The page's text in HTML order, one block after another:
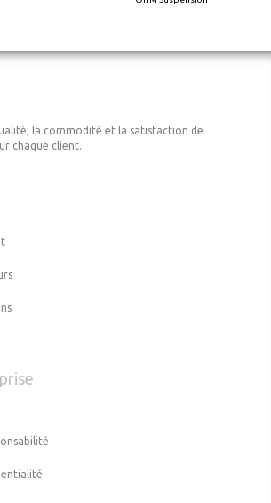
la commodité et la satisfaction de
chaque client.